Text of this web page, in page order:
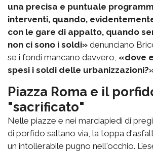
una precisa e puntuale
interventi, quando,
con le gare di appalto, quando
non ci sono i soldi» denunciano
se i fondi mancano davvero, «dove
spesi i soldi delle
Piazza Roma e il
"sacrificato"
Nelle piazze e nei marciapiedi di
di porfido saltano via, la toppa
un intollerabile pugno nell'occhio.